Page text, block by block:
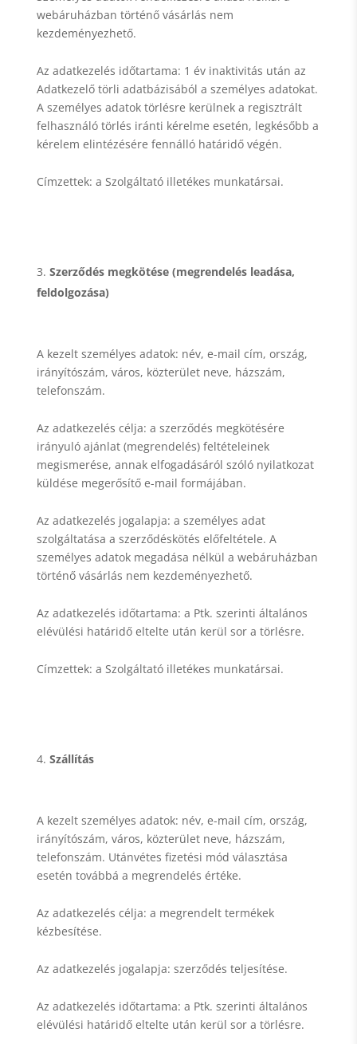
webáruházban történő vásárlás nem
kezdeményezhető.
Az adatkezelés időtartama: 1 év inaktivitás után az
Adatkezelő törli adatbázisából a személyes adatokat.
A személyes adatok törlésre kerülnek a regisztrált
felhasználó törlés iránti kérelme esetén, legkésőbb a
kérelem elintézésére fennálló határidő végén.
Címzettek: a Szolgáltató illetékes munkatársai.
Szerződés megkötése (megrendelés leadása,
feldolgozása)
A kezelt személyes adatok: név, e-mail cím, ország,
irányítószám, város, közterület neve, házszám,
telefonszám.
Az adatkezelés célja: a szerződés megkötésére
irányuló ajánlat (megrendelés) feltételeinek
megismerése, annak elfogadásáról szóló nyilatkozat
küldése megerősítő e-mail formájában.
Az adatkezelés jogalapja: a személyes adat
szolgáltatása a szerződéskötés előfeltétele. A
személyes adatok megadása nélkül a webáruházban
történő vásárlás nem kezdeményezhető.
Az adatkezelés időtartama: a Ptk. szerinti általános
elévülési határidő eltelte után kerül sor a törlésre.
Címzettek: a Szolgáltató illetékes munkatársai.
Szállítás
A kezelt személyes adatok: név, e-mail cím, ország,
irányítószám, város, közterület neve, házszám,
telefonszám. Utánvétes fizetési mód választása
esetén továbbá a megrendelés értéke.
Az adatkezelés célja: a megrendelt termékek
kézbesítése.
Az adatkezelés jogalapja: szerződés teljesítése.
Az adatkezelés időtartama: a Ptk. szerinti általános
elévülési határidő eltelte után kerül sor a törlésre.